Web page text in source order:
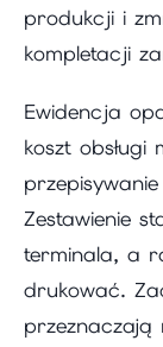
produkcji i
kompletacji
Ewidencja
koszt obsługi
Zestawienie
terminala, a
drukować.
przeznaczają